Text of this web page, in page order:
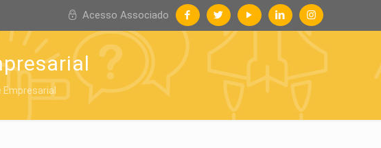
Acesso Associado